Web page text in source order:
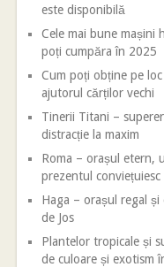
este disponibilă
Cele mai bune mașini
poți cumpăra în 2025
Cum poți obține pe
ajutorul cărților vechi
Tinerii Titani –
distracție la maxim
Roma – orașul etern,
prezentul conviețuiesc
Haga – orașul regal
de Jos
Plantelor tropicale și
de culoare și exotism